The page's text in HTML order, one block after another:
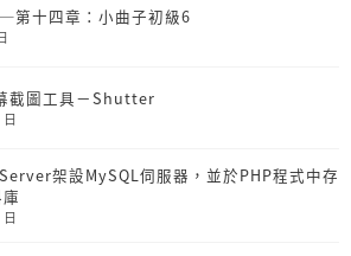
第十四章：小曲子初級6
截圖工具－Shutter
架設MySQL伺服器，並於PHP程式中存